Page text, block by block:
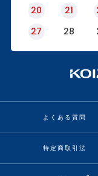
20
21
27
28
よくある質問
特定商取引法